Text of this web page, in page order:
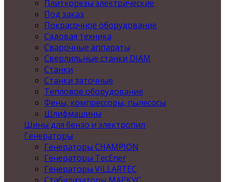
Плиткорезы электрические
Под заказ
Покрасочное оборудование
Садовая техника
Сварочные аппараты
Сверлильные станки DIAM
Станки
Станки заточные
Тепловое оборудование
Фены, компрессоры, пылесосы
Шлифмашины
Шины для бензо и электропил
Генераторы
Генераторы CHAMPION
Генераторы TecEner
Генераторы VILLARTEC